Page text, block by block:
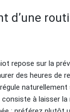
d’une
repose sur la
des heures de
à laisser la